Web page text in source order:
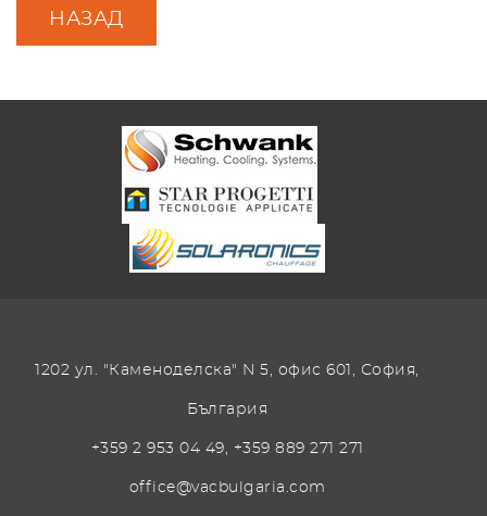
НАЗАД
1202 ул. "Каменоделска" N 5, офис 601, София,
България
+359 2 953 04 49, +359 889 271 271
office@vacbulgaria.com